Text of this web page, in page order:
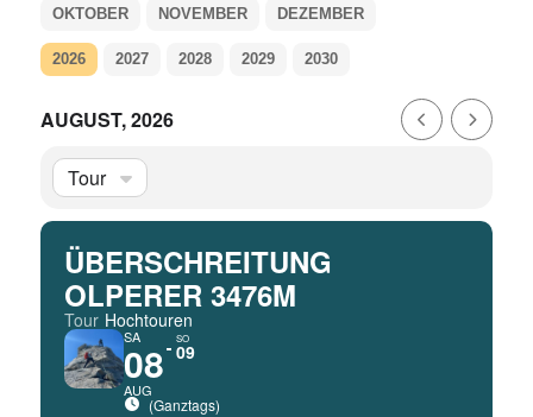
OKTOBER NOVEMBER DEZEMBER
2026 2027 2028 2029 2030
AUGUST, 2026
Tour
ÜBERSCHREITUNG
OLPERER 3476M
Tour Hochtouren
SA
08
AUG
SO
09
(Ganztags)